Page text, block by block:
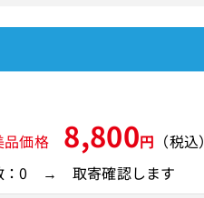
品価格 8,800円 （税込）
：0 → 取寄確認します